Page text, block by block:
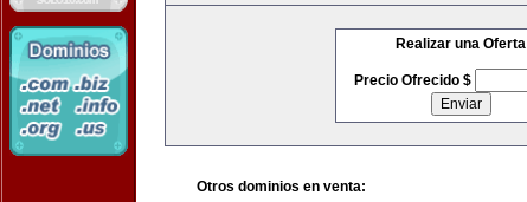
Realizar una Oferta
Precio Ofrecido $
Otros dominios en venta: